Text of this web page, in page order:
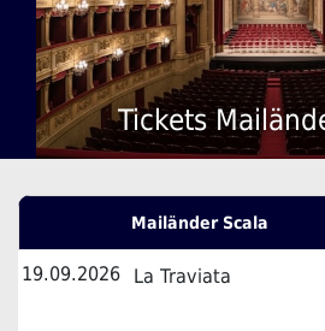
Tickets
Mailänder Scala
19.09.2026 La Traviata